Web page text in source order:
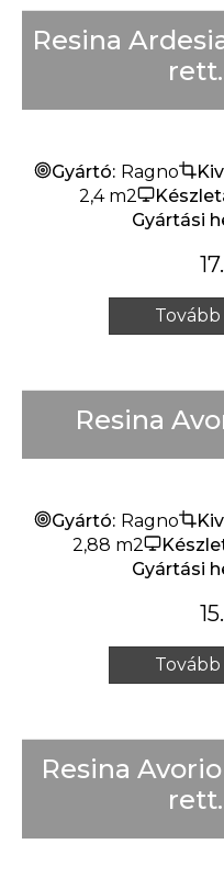
Resina
Gyártó: Ragno
2,4 m2
Gyártási
Resina
Gyártó: Ragno
2,88 m2
Gyártási
Resina